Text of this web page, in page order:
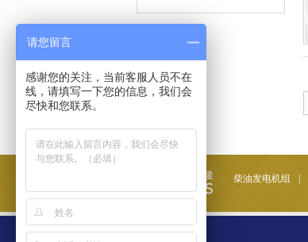
柴油发电机组
请您留言
感谢您的关注，当前客服人员不在
线，请填写一下您的信息，我们会
尽快和您联系。